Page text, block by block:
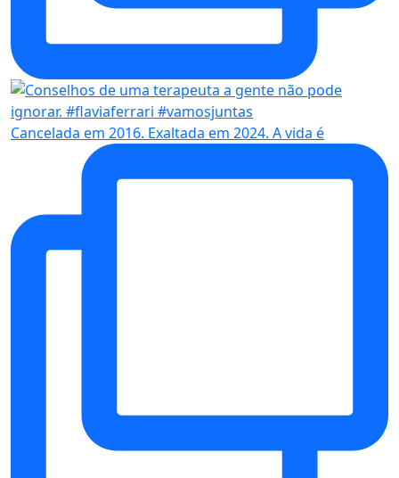
Cancelada em 2016. Exaltada em 2024. A vida é